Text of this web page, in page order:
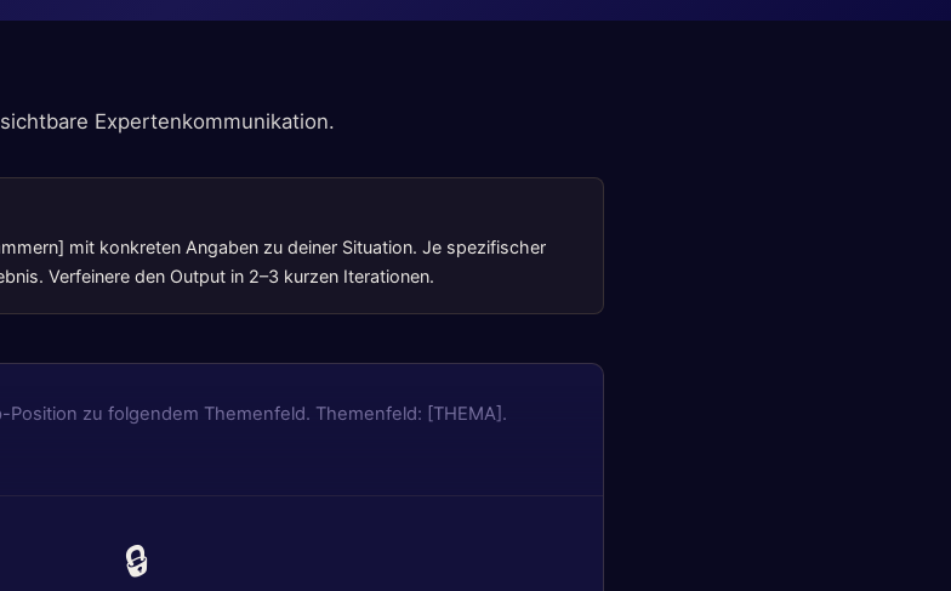
Expertenkommunikation.
mit konkreten Angaben zu deiner Situation. Je spezifischer
Verfeinere den Output in 2–3 kurzen Iterationen.
zu folgendem Themenfeld. Themenfeld: [THEMA].
🔒